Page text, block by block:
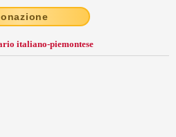
italiano-piemontese